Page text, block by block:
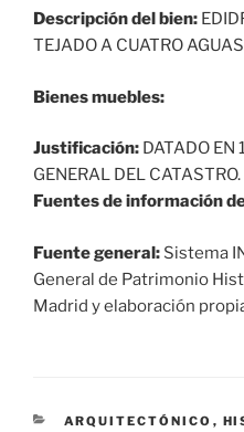
Descripción del bien:
TEJADO A CUATRO
Bienes muebles:
Justificación: DATADO EN
GENERAL DEL CATASTRO.
Fuentes de información
Fuente general: Sistema
General de Patrimonio
Madrid y elaboración
CATEGORÍAS
ARQUITECTÓNICO ,